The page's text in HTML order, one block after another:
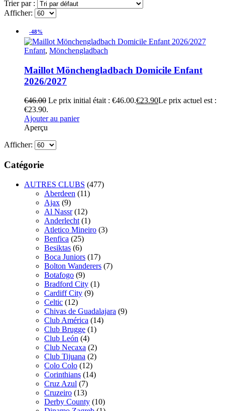
Trier par :
Afficher:
-48%
Enfant, Mönchengladbach
Maillot Mönchengladbach Domicile Enfant
2026/2027
€46.00 Le prix initial était : €46.00.€23.90Le prix actuel est :
€23.90.
Ajouter au panier
Aperçu
Afficher:
Catégorie
AUTRES CLUBS (477)
Aberdeen (11)
Ajax (9)
Al Nassr (12)
Anderlecht (1)
Atletico Mineiro (3)
Benfica (25)
Besiktas (6)
Boca Juniors (17)
Bolton Wanderers (7)
Botafogo (9)
Bradford City (1)
Cardiff City (9)
Celtic (12)
Chivas de Guadalajara (9)
Club América (14)
Club Brugge (1)
Club León (4)
Club Necaxa (2)
Club Tijuana (2)
Colo Colo (12)
Corinthians (14)
Cruz Azul (7)
Cruzeiro (13)
Derby County (10)